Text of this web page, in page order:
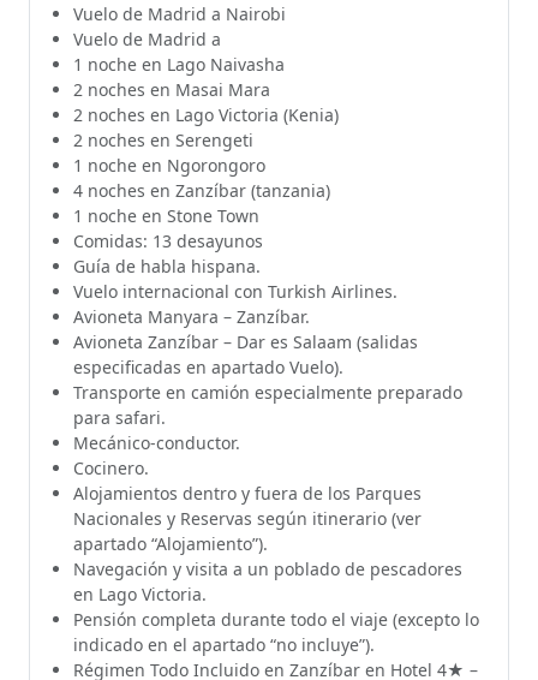
Vuelo de Madrid a Nairobi
Vuelo de Madrid a
1 noche en Lago Naivasha
2 noches en Masai Mara
2 noches en Lago Victoria (Kenia)
2 noches en Serengeti
1 noche en Ngorongoro
4 noches en Zanzíbar (tanzania)
1 noche en Stone Town
Comidas: 13 desayunos
Guía de habla hispana.
Vuelo internacional con Turkish Airlines.
Avioneta Manyara – Zanzíbar.
Avioneta Zanzíbar – Dar es Salaam (salidas
especificadas en apartado Vuelo).
Transporte en camión especialmente preparado
para safari.
Mecánico-conductor.
Cocinero.
Alojamientos dentro y fuera de los Parques
Nacionales y Reservas según itinerario (ver
apartado “Alojamiento”).
Navegación y visita a un poblado de pescadores
en Lago Victoria.
Pensión completa durante todo el viaje (excepto lo
indicado en el apartado “no incluye”).
Régimen Todo Incluido en Zanzíbar en Hotel 4★ –